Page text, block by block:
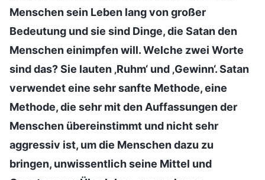
Menschen sein Leben lang von großer
Bedeutung und sie sind Dinge, die Satan den
Menschen einimpfen will. Welche zwei Worte
sind das? Sie lauten ‚Ruhm‘ und ‚Gewinn‘. Satan
verwendet eine sehr sanfte Methode, eine
Methode, die sehr mit den Auffassungen der
Menschen übereinstimmt und nicht sehr
aggressiv ist, um die Menschen dazu zu
bringen, unwissentlich seine Mittel und